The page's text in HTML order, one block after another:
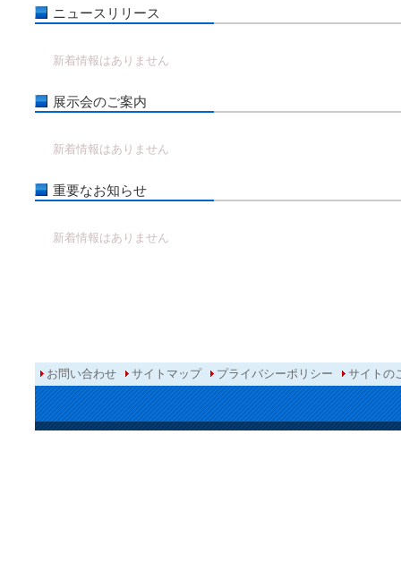
ニュースリリース
新着情報はありません
展示会のご案内
新着情報はありません
重要なお知らせ
新着情報はありません
お問い合わせ サイトマップ プライバシーポリシー サイトの